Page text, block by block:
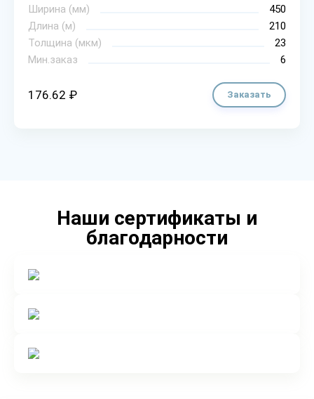
Ширина (мм)
450
Длина (м)
210
Толщина (мкм)
23
Мин.заказ
6
176.62 ₽ Заказать
Наши сертификаты и
благодарности